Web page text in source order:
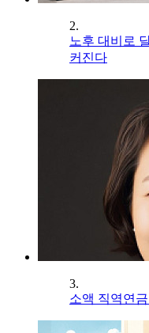
2.
노후 대비로
커진다
3.
소액 직역연